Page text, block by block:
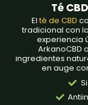
Té
Elté de CBD
tradicional con
experiencia
ArkanoCBD
ingredientes
en auge